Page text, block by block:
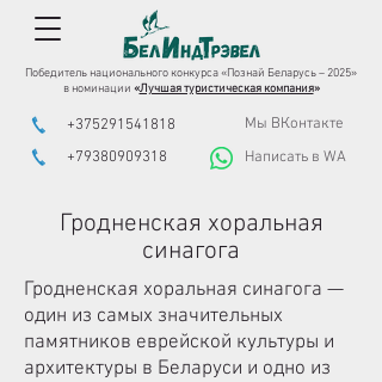
Победитель национального конкурса «Познай Беларусь – 2025»
в номинации «Лучшая туристическая компания»
+375291541818
Мы ВКонтакте
+79380909318
Написать в WA
Гродненская хоральная
синагога
Гродненская хоральная синагога —
один из самых значительных
памятников еврейской культуры и
архитектуры в Беларуси и одно из